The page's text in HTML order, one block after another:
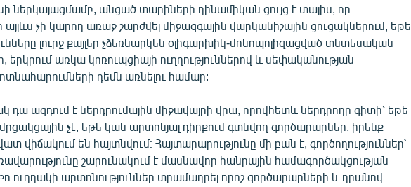
ներկայացմամբ, անցած տարիների դինամիկան ցույց է տալիս, որ
չի կարող առաջ շարժվել միջազգային վարկանիշային ցուցակներում, եթե
լուրջ քայլեր չձեռնարկեն օլիգարխիկ-մոնոպոլիզացված տնտեսական
երկրում առկա կոռուպցիայի ուղղություններով և սեփականության
դեմն առնելու համար:
դա ազդում է ներդրումային միջավայրի վրա, որովհետև ներդրողը գիտի՝ եթե
չէ, եթե կան արտոնյալ դիրքում գտնվող գործարարներ, իրենք
վիճակում են հայտնվում։ Հայտարարությունը մի բան է, գործողություններ՝
շարունակում է մասնավոր հանրային համագործակցության
ուղղակի արտոնություններ տրամադրել որոշ գործարարների և դրանով